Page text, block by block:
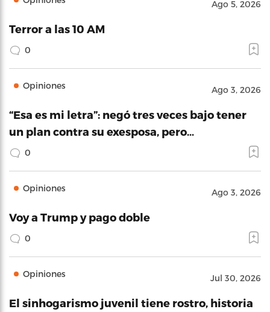
Ago 5, 2026
Terror a las 10 AM
0
Opiniones Ago 3, 2026
“Esa es mi letra”: negó tres veces bajo tener
un plan contra su exesposa, pero…
0
Opiniones Ago 3, 2026
Voy a Trump y pago doble
0
Opiniones Jul 30, 2026
El sinhogarismo juvenil tiene rostro, historia